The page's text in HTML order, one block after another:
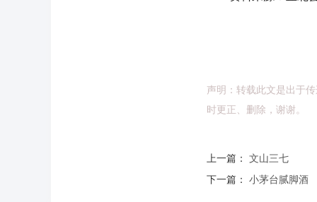
声明：转载此文是出于
时更正、删除，谢谢。
上一篇： 文山三七
下一篇： 小茅台腻脚酒